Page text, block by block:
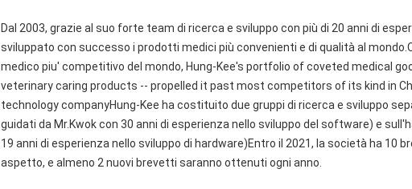
Dal 2003, grazie al suo forte team di ricerca e sviluppo con più di 20 anni di
sviluppato con successo i prodotti medici più convenienti e di qualità al
medico piu' competitivo del mondo, Hung-Kee's portfolio of coveted medical
veterinary caring products -- propelled it past most competitors of its kind in
technology companyHung-Kee ha costituito due gruppi di ricerca e sviluppo
guidati da Mr.Kwok con 30 anni di esperienza nello sviluppo del software) e
19 anni di esperienza nello sviluppo di hardware)Entro il 2021, la società ha 10
aspetto, e almeno 2 nuovi brevetti saranno ottenuti ogni anno.